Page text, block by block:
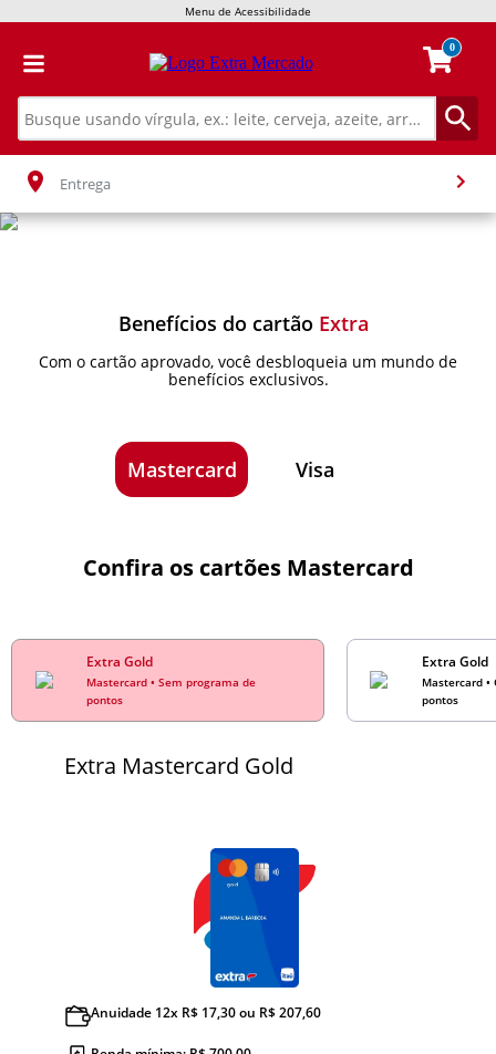
Menu de Acessibilidade
0
Entrega
Benefícios do cartão Extra
Com o cartão aprovado, você desbloqueia um mundo de
benefícios exclusivos.
Mastercard Visa
Confira os cartões Mastercard
Extra Gold
Mastercard • Sem programa de
pontos
Extra Gold
Mastercard •
pontos
Extra Mastercard Gold
Anuidade 12x R$ 17,30 ou R$ 207,60